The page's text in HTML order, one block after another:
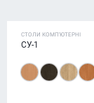
СТОЛИ КОМП'ЮТЕРНІ
СУ-1